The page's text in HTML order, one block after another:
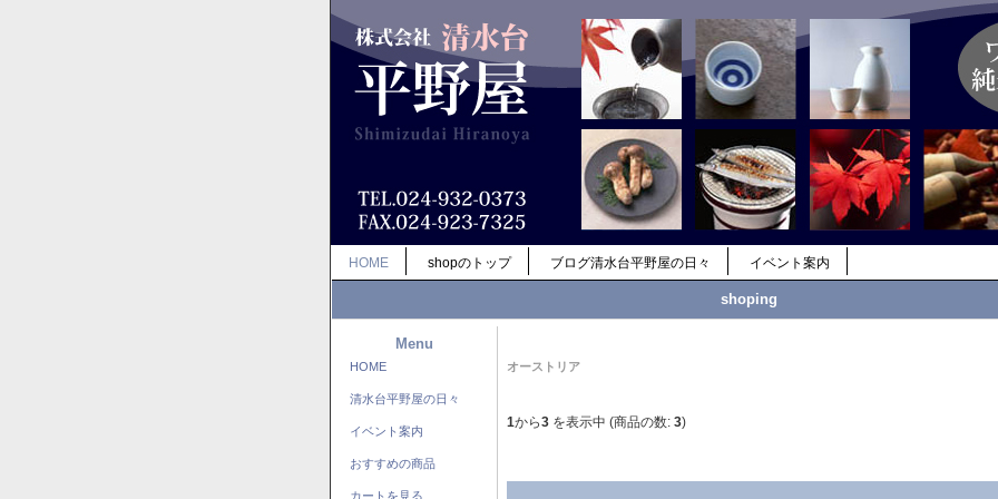
HOME shopのトップ ブログ清水台平野屋の日々 イベント案内
shoping
Menu
HOME
清水台平野屋の日々
イベント案内
おすすめの商品
カートを見る
オーストリア
1から3 を表示中 (商品の数: 3)